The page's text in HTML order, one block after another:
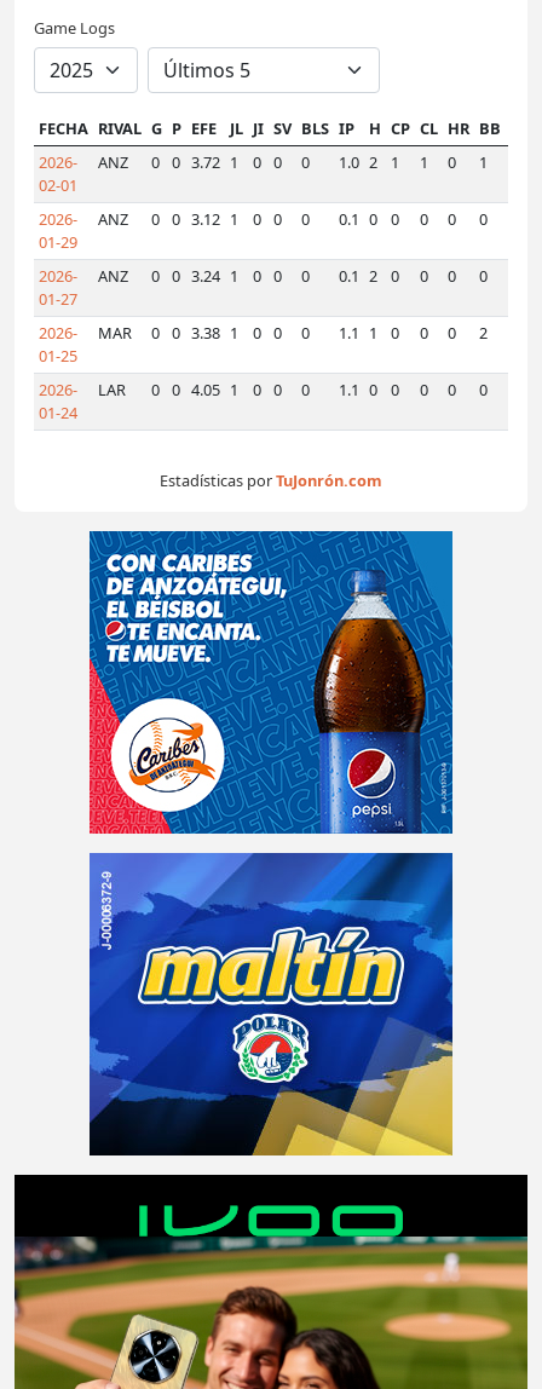
Game Logs
FECHA RIVAL G P EFE JL JI SV BLS IP H CP CL HR BB
2026-
02-01
ANZ 0 0 3.72 1 0 0 0 1.0 2 1 1 0 1
2026-
01-29
ANZ 0 0 3.12 1 0 0 0 0.1 0 0 0 0 0
2026-
01-27
ANZ 0 0 3.24 1 0 0 0 0.1 2 0 0 0 0
2026-
01-25
MAR 0 0 3.38 1 0 0 0 1.1 1 0 0 0 2
2026-
01-24
LAR 0 0 4.05 1 0 0 0 1.1 0 0 0 0 0
Estadísticas porTuJonrón.com